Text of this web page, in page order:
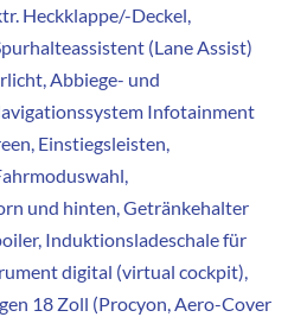
Heckklappe/-Deckel,
(Lane Assist)
Abbiege- und
Infotainment
Einstiegsleisten,
und hinten, Getränkehalter
Induktionsladeschale für
digital (virtual cockpit),
18 Zoll (Procyon, Aero-Cover